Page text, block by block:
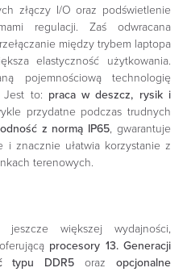
złączy I/O oraz podświetlenie
regulacji. Zaś odwracana
między trybem laptopa
elastyczność użytkowania.
pojemnościową technologię
Jest to: praca w deszcz, rysik i
przydatne podczas trudnych
z normą IP65, gwarantuje
znacznie ułatwia korzystanie z
terenowych.
większej wydajności,
oferującą procesory 13. Generacji
typu DDR5 oraz opcjonalne